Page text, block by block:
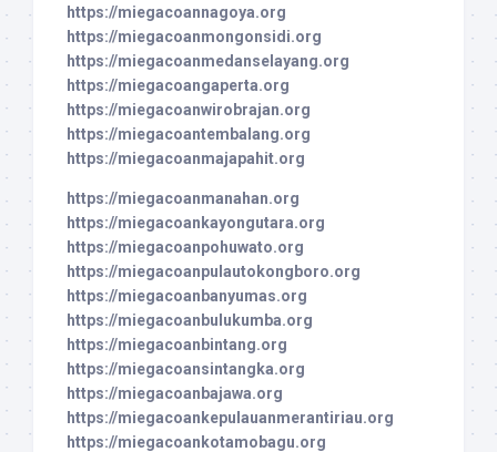
https://miegacoannagoya.org
https://miegacoanmongonsidi.org
https://miegacoanmedanselayang.org
https://miegacoangaperta.org
https://miegacoanwirobrajan.org
https://miegacoantembalang.org
https://miegacoanmajapahit.org
https://miegacoanmanahan.org
https://miegacoankayongutara.org
https://miegacoanpohuwato.org
https://miegacoanpulautokongboro.org
https://miegacoanbanyumas.org
https://miegacoanbulukumba.org
https://miegacoanbintang.org
https://miegacoansintangka.org
https://miegacoanbajawa.org
https://miegacoankepulauanmerantiriau.org
https://miegacoankotamobagu.org